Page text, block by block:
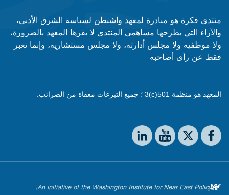
منتدى فكرة هو مبادرة لمعهد واشنطن لسياسة الشرق الأدنى.
والآراء التي يطرحها مساهمي المنتدى لا يقرها المعهد بالضرورة،
ولا موظفيه ولا مجلس أدارته، ولا مجلس مستشاريه، وإنما تعبر
فقط عن رأى أصاحبه
المعهد هو منظمة 501(c)3 ؛ جميع التبرعات معفاة من الضرائب.
Social media
The Washington Institute on Facebook
The Washington Institute on X
The Washington Institute on YouTube
The Washington Institute on LinkedIn
An initiative of the Washington Institute for Near East Policy.